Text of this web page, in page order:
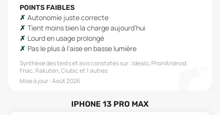
POINTS FAIBLES
Autonomie juste correcte
Tient moins bien la charge aujourd'hui
Lourd en usage prolongé
Pas le plus à l'aise en basse lumière
Synthèse des tests et avis constatés sur : Idealo, PhonAndroid,
Fnac, Rakuten, Clubicet 1 autres
Mise à jour :Août 2026
IPHONE 13 PRO MAX